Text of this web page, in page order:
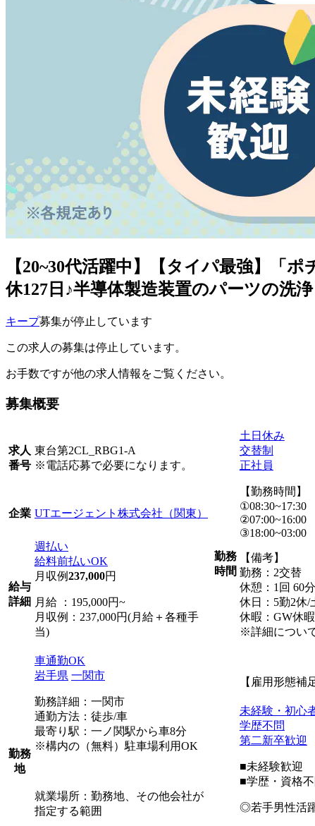
【20~30代活躍中】【タイパ最強】「
休127日♪半導体製造装置のパーツの洗
キープ募集が停止しています
この求人の募集は停止しています。
お手数ですが他の求人情報をご覧ください。
募集概要
求人
番号
東台第2CL_RBG1-A
※電話応募で必要になります。
企業 UTエージェント株式会社（関東）
給与
詳細
週払い
給料前払いOK
月収例237,000円
月給 ：195,000円~
月収例：237,000円(月給＋各種手
当)
勤務
地
車通勤OK
岩手県 一関市
勤務詳細：一関市
通勤方法：徒歩/車
最寄り駅：一ノ関駅から車8分
※構内の（無料）駐車場利用OK
就業場所：勤務地、その他会社が
指定する範囲
勤務
時間
土日休み
交替制
正社員
【勤務時間】
①08:30~17:30
②07:00~16:00
③18:00~03:00
【備考】
勤務：2交替
休憩：1回 60分
休日：5勤2休/
休暇：GW休
※詳細につい
【雇用形態補
未経験・初心
学歴不問
第二新卒歓迎
■未経験歓迎
■学歴・資格
◎若手男性活